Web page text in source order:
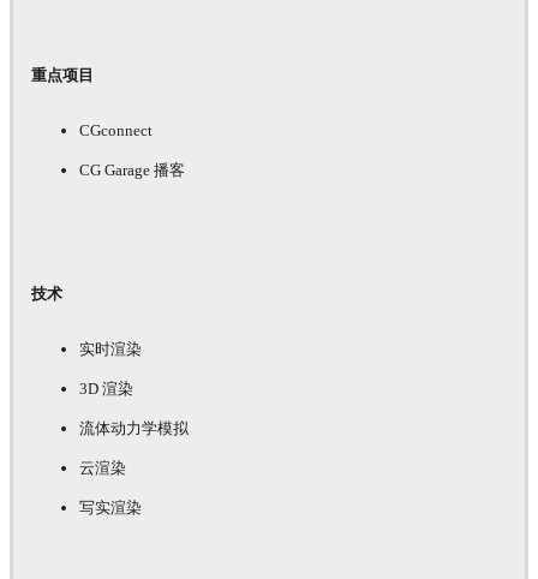
重点项目
CGconnect
CG Garage 播客
技术
实时渲染
3D 渲染
流体动力学模拟
云渲染
写实渲染